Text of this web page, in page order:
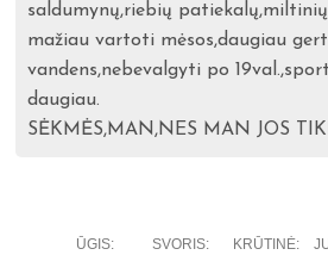
saldumynų,riebių
mažiau vartoti mėsos,daugiau
vandens,nebevalgyti po
daugiau.
SĖKMĖS,MAN,NES MAN JOS
ŪGIS: SVORIS: KRŪTINĖ: